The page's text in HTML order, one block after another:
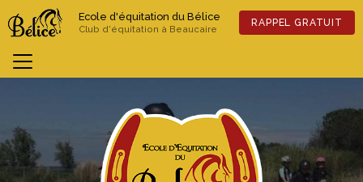
au
principal
Ecole d'équitation du Bélice
Club d'équitation à Beaucaire
RAPPEL GRATUIT